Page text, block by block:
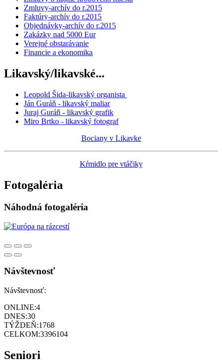
Zmluvy-archív do r.2015
Faktúry-archív do r.2015
Objednávky-archív do r.2015
Zakázky nad 5000 Eur
Verejné obstarávanie
Financie a ekonomika
Likavský/likavské...
Leopold Šida-likavský organista
Ján Guráň - likavský maliar
Juraj Guráň - likavský grafik
Miro Brtko - likavský fotograf
Bociany v Likavke
Kŕmidlo pre vtáčiky
Fotogaléria
Náhodná fotogaléria
Návštevnosť
Návštevnosť:
ONLINE:4
DNES:30
TÝŽDEŇ:1768
CELKOM:3396104
Seniori